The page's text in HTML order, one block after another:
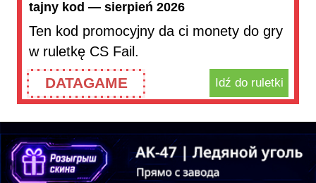
tajny kod — sierpień 2026
Ten kod promocyjny da ci monety do gry
w ruletkę CS Fail.
DATAGAME Idź do ruletki